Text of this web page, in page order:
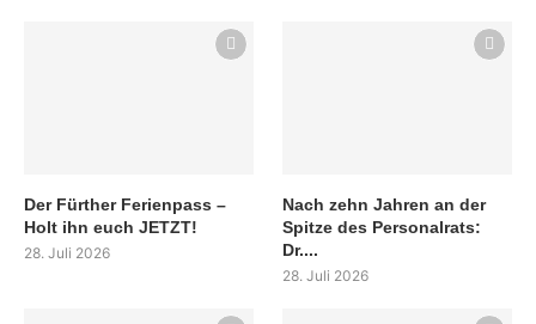
Der Fürther Ferienpass –
Holt ihn euch JETZT!
28. Juli 2026
Nach zehn Jahren an der
Spitze des Personalrats:
Dr....
28. Juli 2026